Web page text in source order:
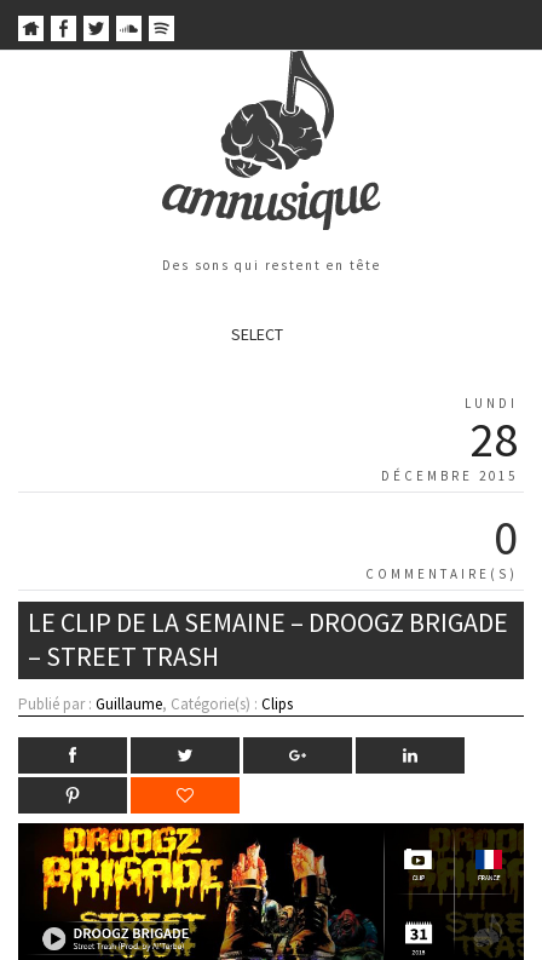
Des sons qui restent en tête
SELECT
LUNDI
28
DÉCEMBRE 2015
0
COMMENTAIRE(S)
LE CLIP DE LA SEMAINE – DROOGZ BRIGADE
– STREET TRASH
Publié par : Guillaume, Catégorie(s) : Clips